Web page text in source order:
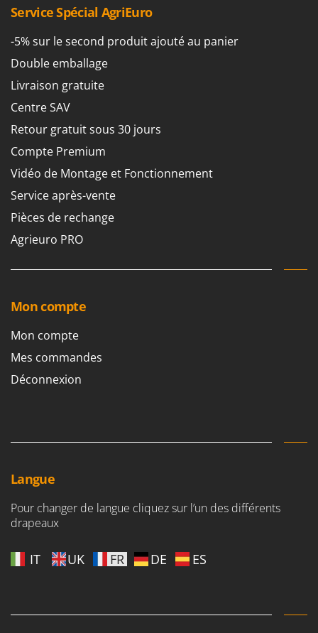
Rover Pompe
Royal Food
Ryobi
S
S.T.P.
Santos
Sbaraglia
Schnitzer
Seven Italy
Shark
Silky
Smeg
Snapper
Solidur
Spring Protezione
Stanley
Stiga
Sunseeker
TecnoGen
Service Spécial AgriEuro
-5% sur le second produit ajouté au panier
Double emballage
Livraison gratuite
Centre SAV
Retour gratuit sous 30 jours
Compte Premium
Vidéo de Montage et Fonctionnement
Service après-vente
Pièces de rechange
Agrieuro PRO
Mon compte
Mon compte
Mes commandes
Déconnexion
Langue
Pour changer de langue cliquez sur l’un des différents
drapeaux
IT UK FR DE ES